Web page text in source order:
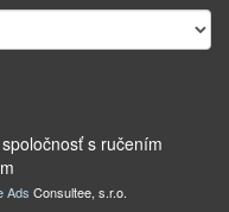
s ručením
Ads Consultee, s.r.o.